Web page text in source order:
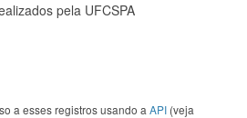
pela UFCSPA
a esses registros usando a API (veja